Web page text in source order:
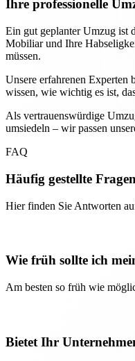
Ihre professionelle
Ein gut geplanter Umzug ist
Mobiliar und Ihre
müssen.
Unsere erfahrenen Experten
wissen, wie wichtig es ist,
Als vertrauenswürdige
umsiedeln – wir passen
FAQ
Häufig gestellte Fragen
Hier finden Sie Antworten
Wie früh sollte ich
Am besten so früh wie
Bietet Ihr